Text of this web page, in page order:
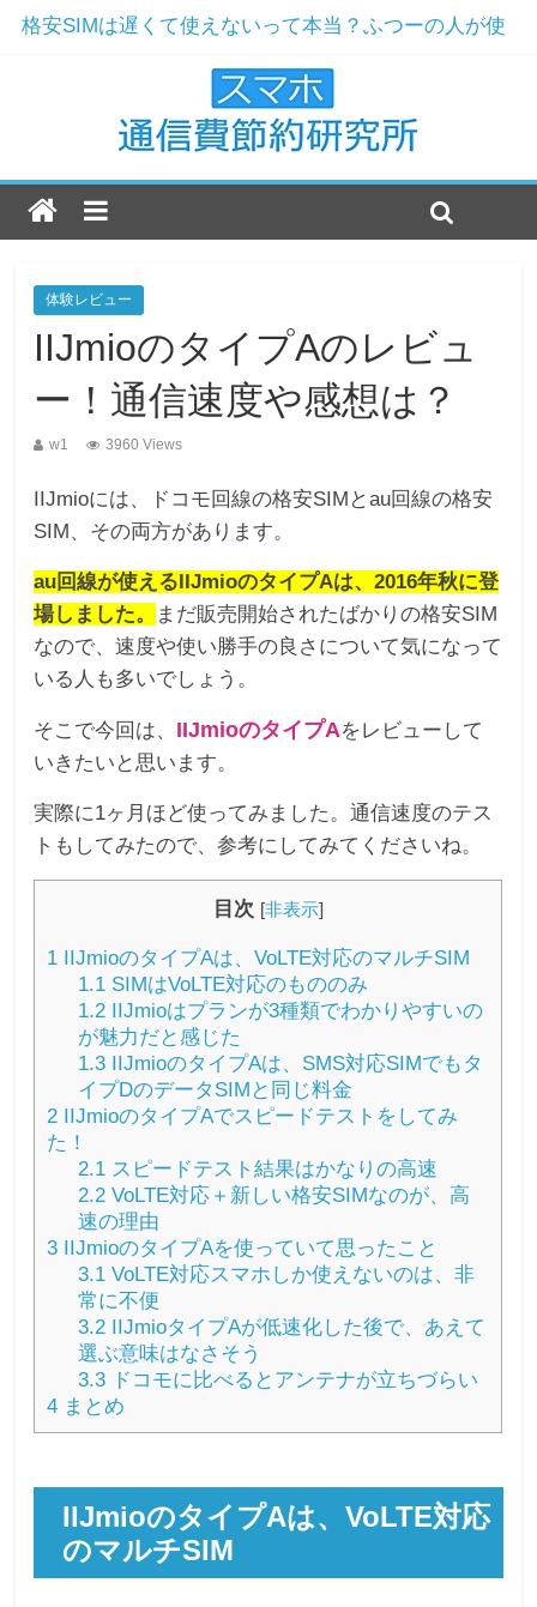
格安SIMは遅くて使えないって本当？ふつーの人が使
ドコモからMNPで楽天モバイルへ！解約と契約の実例
ワイモバイルおすすめ機種2019年版！現役店員が選ぶ
楽天モバイルのおすすめ機種2019年最新版！
ドコモ解約をおすすめする7つの理由！まだ格安SIMじ
体験レビュー
IIJmioのタイプAのレビュ
ー！通信速度や感想は？
w1 3960 Views
IIJmioには、ドコモ回線の格安SIMとau回線の格安
SIM、その両方があります。
au回線が使えるIIJmioのタイプAは、2016年秋に登
場しました。
まだ販売開始されたばかりの格安SIM
なので、速度や使い勝手の良さについて気になって
いる人も多いでしょう。
そこで今回は、 IIJmioのタイプAをレビューして
いきたいと思います。
実際に1ヶ月ほど使ってみました。通信速度のテス
トもしてみたので、参考にしてみてくださいね。
目次 [非表示]
1 IIJmioのタイプAは、VoLTE対応のマルチSIM
1.1SIMはVoLTE対応のもののみ
1.2IIJmioはプランが3種類でわかりやすいの
が魅力だと感じた
1.3IIJmioのタイプAは、SMS対応SIMでもタ
イプDのデータSIMと同じ料金
2 IIJmioのタイプAでスピードテストをしてみ
た！
2.1スピードテスト結果はかなりの高速
2.2VoLTE対応＋新しい格安SIMなのが、高
速の理由
3 IIJmioのタイプAを使っていて思ったこと
3.1VoLTE対応スマホしか使えないのは、非
常に不便
3.2IIJmioタイプAが低速化した後で、あえて
選ぶ意味はなさそう
3.3ドコモに比べるとアンテナが立ちづらい
4 まとめ
IIJmioのタイプAは、VoLTE対応
のマルチSIM